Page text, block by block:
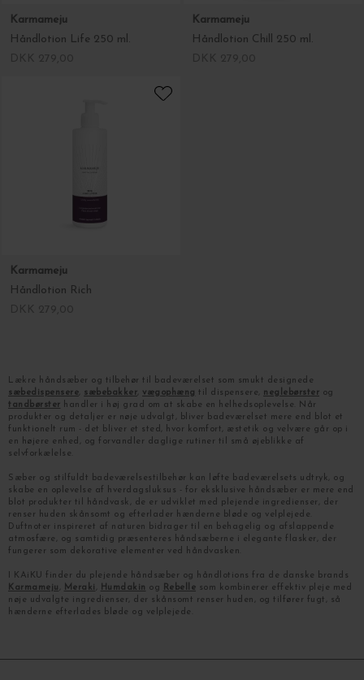
Karmameju
Håndlotion Life 250 ml.
Karmameju
Håndlotion Chill 250 ml.
Karmameju
Håndlotion Rich
Lækre håndsæber og tilbehør til badeværelset som smukt designede
sæbedispensere
sæbebakker vægophæng til dispensere, neglebørster og
tandbørster handler i høj grad om at skabe en helhedsoplevelse. Når
produkter og detaljer er nøje udvalgt, bliver badeværelset mere end blot et
funktionelt rum - det bliver et sted, hvor komfort, æstetik og velvære går op i
en højere enhed, og forvandler daglige rutiner til små øjeblikke af
selvforkælelse.
Sæber og stilfuldt badeværelsestilbehør kan løfte badeværelsets udtryk, og
skabe en oplevelse af hverdagsluksus - for eksklusive håndsæber er mere end
blot produkter til håndvask, de er udviklet med plejende ingredienser, der
renser huden skånsomt og efterlader hænderne bløde og velplejede.
Duftnoter inspireret af naturen bidrager til en behagelig og afslappende
atmosfære, og samtidig præsenteres håndsæberne i elegante flasker, der
fungerer som dekorative elementer ved håndvasken.
I KAiKU finder du plejende håndsæber og håndlotions fra de danske brands
Karmameju
Meraki Humdakin og Rebelle som kombinerer effektiv pleje med
nøje udvalgte ingredienser, der skånsomt renser huden, og tilfører fugt, så
hænderne efterlades bløde og velplejede.